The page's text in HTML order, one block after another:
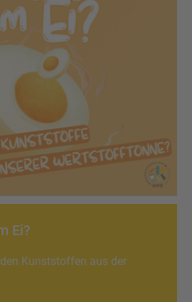
Ei?
Kunststoffen aus der